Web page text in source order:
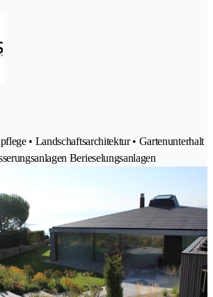
• Landschaftsarchitektur • Gartenunterhalt
Berieselungsanlagen